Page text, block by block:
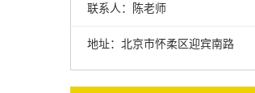
联系人：陈老师
地址：北京市怀柔区迎宾南路